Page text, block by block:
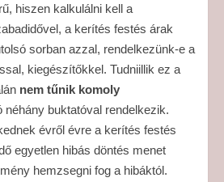
hiszen kalkulálni kell a
a kerítés festés árak
sorban azzal, rendelkezünk-e a
kiegészítőkkel. Tudniillik ez a
nem tűnik komoly
néhány buktatóval rendelkezik.
évről évre a kerítés festés
egyetlen hibás döntés menet
hemzsegni fog a hibáktól.